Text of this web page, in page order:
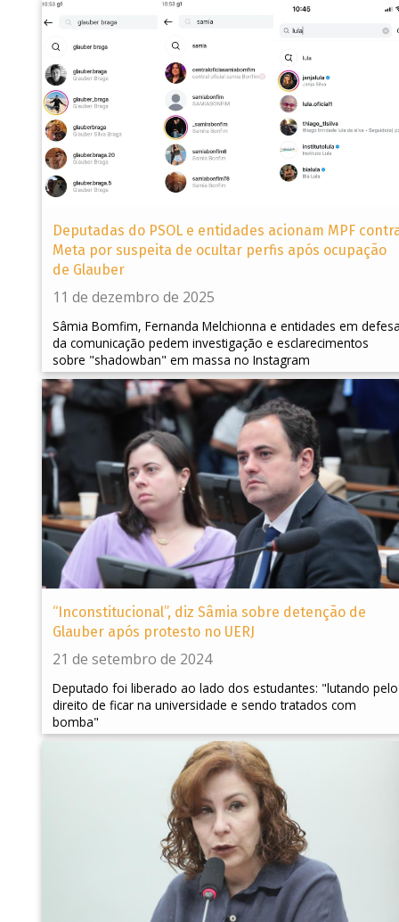
Deputadas do PSOL e entidades acionam MPF
Meta por suspeita de ocultar perfis após ocupação
de Glauber
11 de dezembro de 2025
Sâmia Bomfim, Fernanda Melchionna e entidades em
da comunicação pedem investigação e esclarecimentos
sobre "shadowban" em massa no Instagram
“Inconstitucional”, diz Sâmia sobre detenção de
Glauber após protesto no UERJ
21 de setembro de 2024
Deputado foi liberado ao lado dos estudantes: "lutando pelo
direito de ficar na universidade e sendo tratados com
bomba"